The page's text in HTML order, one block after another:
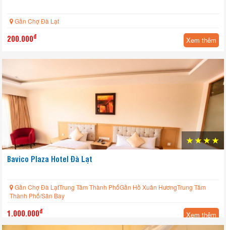
Gần Chợ Đà Lạt
200.000đ Xem thêm
Bavico Plaza Hotel Đà Lạt
Gần Chợ Đà LạtTrung Tâm Thành PhốGần Hồ Xuân HươngTrung Tâm
Thành Phố/Sân Bay
1.000.000đ Xem thêm